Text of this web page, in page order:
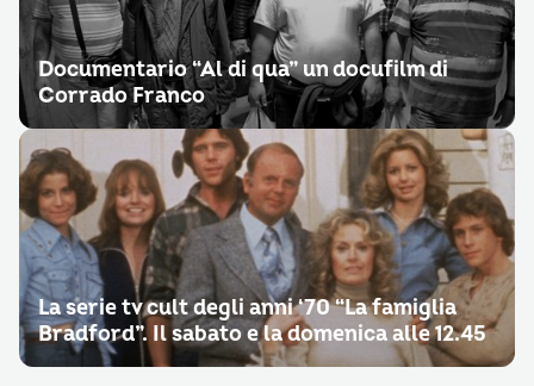
Documentario “Al di qua” un docufilm di
Corrado Franco
La serie tv cult degli anni ‘70 “La famiglia
Bradford”. Il sabato e la domenica alle 12.45